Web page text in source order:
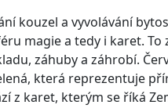
kouzel a vyvolávání
magie a tedy i karet.
záhuby a záhrobí.
která reprezentuje
z karet, kterým se říká